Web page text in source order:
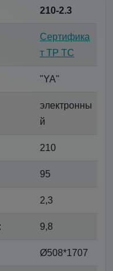
210-2.3
Сертифика
т ТР ТС
"YA"
электронны
й
210
95
2,3
9,8
Ø508*1707